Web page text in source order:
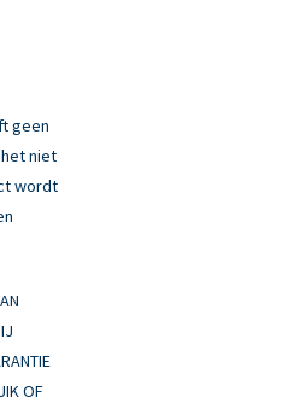
geen
niet
wordt
OF